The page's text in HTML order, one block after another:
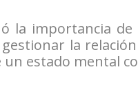
la importancia
la
estado mental